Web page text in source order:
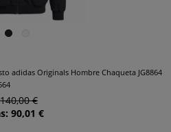
adidas Originals Hombre Chaqueta JG8864
140,00 €
90,01 €